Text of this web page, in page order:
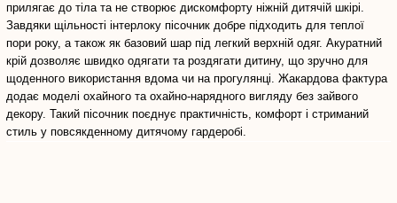
прилягає до тіла та не створює дискомфорту ніжній дитячій шкірі.
Завдяки щільності інтерлоку пісочник добре підходить для теплої
пори року, а також як базовий шар під легкий верхній одяг. Акуратний
крій дозволяє швидко одягати та роздягати дитину, що зручно для
щоденного використання вдома чи на прогулянці. Жакардова фактура
додає моделі охайного та охайно-нарядного вигляду без зайвого
декору. Такий пісочник поєднує практичність, комфорт і стриманий
стиль у повсякденному дитячому гардеробі.